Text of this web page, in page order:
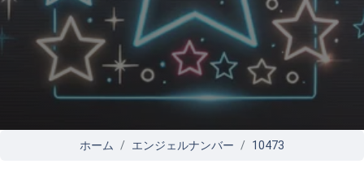
ホーム エンジェルナンバー 10473